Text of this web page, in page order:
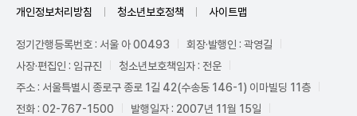
개인정보처리방침 청소년보호정책 사이트맵
정기간행등록번호 : 서울 아 00493
회장·발행인 : 곽영길
사장·편집인 : 임규진
청소년보호책임자 : 전운
주소 : 서울특별시 종로구 종로 1길 42(수송동 146-1) 이마빌딩 11층
전화 : 02-767-1500
발행일자 : 2007년 11월 15일